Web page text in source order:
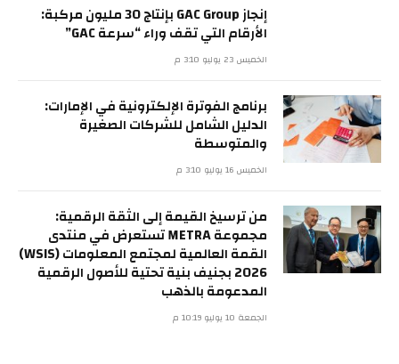
إنجاز GAC Group بإنتاج 30 مليون مركبة:
الأرقام التي تقف وراء “سرعة GAC”
الخميس 23 يوليو 3:10 م
برنامج الفوترة الإلكترونية في الإمارات:
الدليل الشامل للشركات الصغيرة
والمتوسطة
الخميس 16 يوليو 3:10 م
من ترسيخ القيمة إلى الثقة الرقمية:
مجموعة METRA تستعرض في منتدى
القمة العالمية لمجتمع المعلومات (WSIS)
2026 بجنيف بنية تحتية للأصول الرقمية
المدعومة بالذهب
الجمعة 10 يوليو 10:19 م